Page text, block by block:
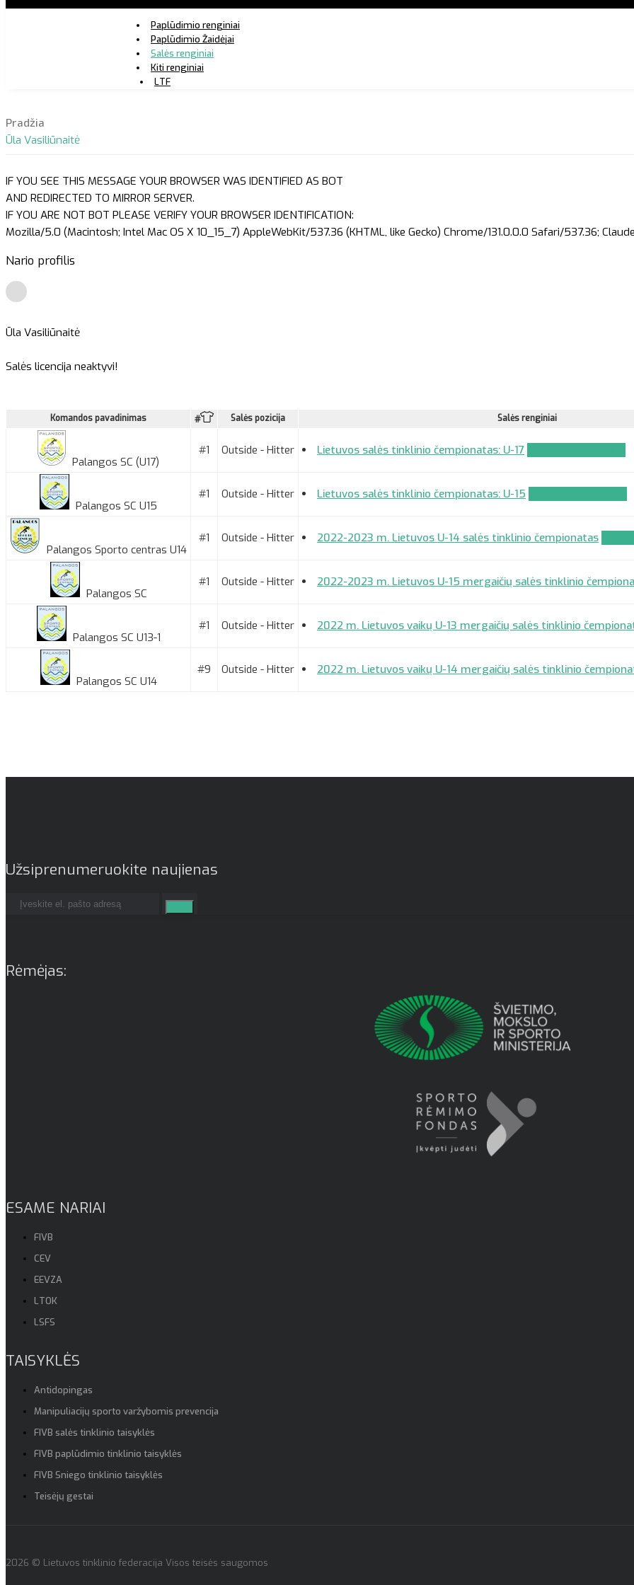
Paplūdimio renginiai
Paplūdimio Žaidėjai
Salės renginiai
Kiti renginiai
LTF
Pradžia
Ūla Vasiliūnaitė
IF YOU SEE THIS MESSAGE YOUR BROWSER WAS IDENTIFIED AS BOT
AND REDIRECTED TO MIRROR SERVER.
IF YOU ARE NOT BOT PLEASE VERIFY YOUR BROWSER IDENTIFICATION:
Mozilla/5.0 (Macintosh; Intel Mac OS X 10_15_7) AppleWebKit/537.36 (KHTML, like Gecko) Chrome/131.0.0.0 Safari/537.36;
Nario profilis
Ūla Vasiliūnaitė
Salės licencija neaktyvi!
Komandos pavadinimas # Salės pozicija Salės renginiai
Palangos SC (U17)
#1 Outside - Hitter Lietuvos salės tinklinio čempionatas: U-17
Palangos SC U15
#1 Outside - Hitter Lietuvos salės tinklinio čempionatas: U-15
Palangos Sporto centras U14
#1 Outside - Hitter 2022-2023 m. Lietuvos U-14 salės tinklinio čempionatas
Palangos SC
#1 Outside - Hitter 2022-2023 m. Lietuvos U-15 mergaičių salės tinklinio
Palangos SC U13-1
#1 Outside - Hitter 2022 m. Lietuvos vaikų U-13 mergaičių salės tinklinio
Palangos SC U14
#9 Outside - Hitter 2022 m. Lietuvos vaikų U-14 mergaičių salės tinklinio
Užsiprenumeruokite naujienas
Rėmėjas:
ESAME NARIAI
FIVB
CEV
EEVZA
LTOK
LSFS
TAISYKLĖS
Antidopingas
Manipuliacijų sporto varžybomis prevencija
FIVB salės tinklinio taisyklės
FIVB paplūdimio tinklinio taisyklės
FIVB Sniego tinklinio taisyklės
Teisėjų gestai
2026 © Lietuvos tinklinio federacija Visos teisės saugomos